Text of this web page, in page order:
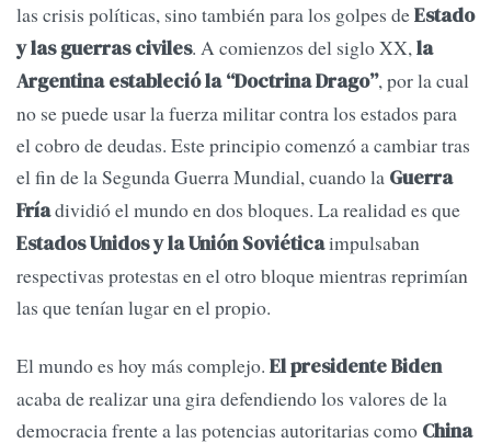
las crisis políticas, sino también para los golpes deEstado
y las guerras civiles. A comienzos del siglo XX,la
Argentina estableció la “Doctrina Drago”, por la cual
no se puede usar la fuerza militar contra los estados para
el cobro de deudas. Este principio comenzó a cambiar tras
el fin de la Segunda Guerra Mundial, cuando la Guerra
Fríadividió el mundo en dos bloques. La realidad es que
Estados Unidos y la Unión Soviéticaimpulsaban
respectivas protestas en el otro bloque mientras reprimían
las que tenían lugar en el propio.
El mundo es hoy más complejo. El presidente Biden
acaba de realizar una gira defendiendo los valores de la
democracia frente a las potencias autoritarias como China